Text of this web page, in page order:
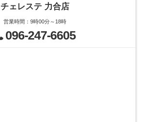
チェレステ 力合店
営業時間 ： 9時00分～18時
096-247-6605